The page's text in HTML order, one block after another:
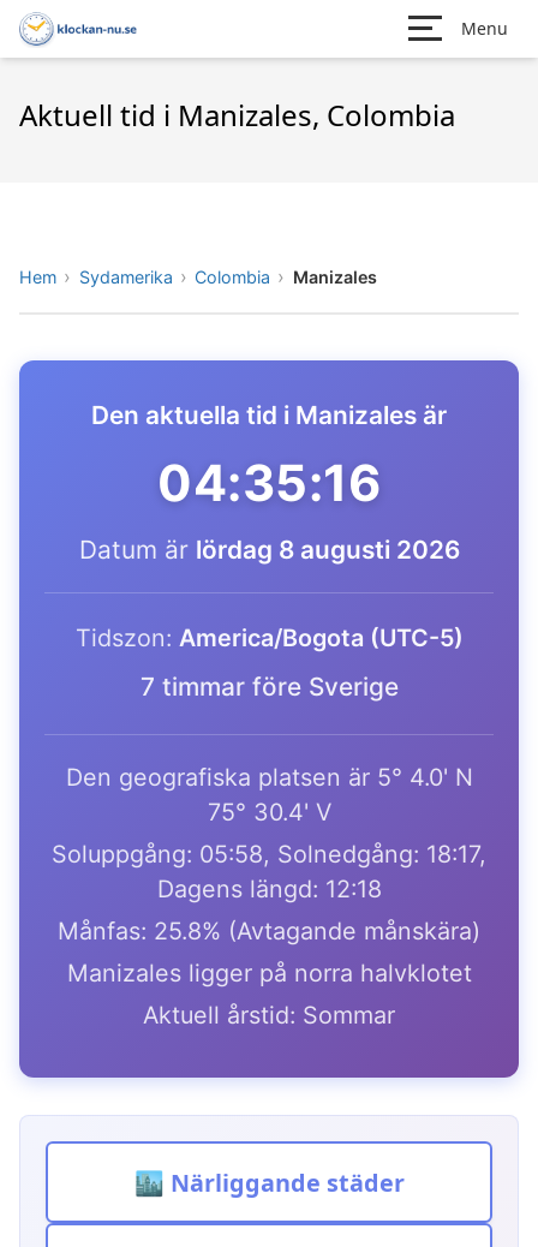
Menu
Aktuell tid i Manizales, Colombia
Hem Sydamerika Colombia Manizales
Den aktuella tid i Manizales är
04:35:16
Datum är lördag 8 augusti 2026
Tidszon: America/Bogota (UTC-5)
7 timmar före Sverige
Den geografiska platsen är 5° 4.0' N
75° 30.4' V
Soluppgång: 05:58, Solnedgång: 18:17,
Dagens längd: 12:18
Månfas: 25.8% (Avtagande månskära)
Manizales ligger på norra halvklotet
Aktuell årstid: Sommar
🏙️ Närliggande städer